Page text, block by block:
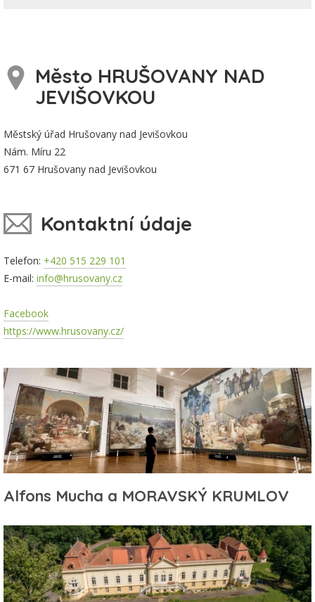
Město HRUŠOVANY NAD
JEVIŠOVKOU
Městský úřad Hrušovany nad Jevišovkou
Nám. Míru 22
671 67 Hrušovany nad Jevišovkou
Kontaktní údaje
Telefon: +420 515 229 101
E-mail: info@hrusovany.cz
Facebook
https://www.hrusovany.cz/
Alfons Mucha a MORAVSKÝ KRUMLOV